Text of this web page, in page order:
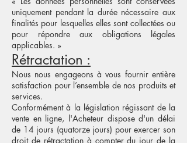
uniquement pendant la durée nécessaire aux
finalités pour lesquelles elles sont collectées ou
pour répondre aux obligations légales
applicables. »
Rétractation :
Nous nous engageons à vous fournir entière
satisfaction pour l’ensemble de nos produits et
services.
Conformément à la législation régissant de la
vente en ligne, l'Acheteur dispose d'un délai
de 14 jours (quatorze jours) pour exercer son
droit de rétractation à compter du jour de la